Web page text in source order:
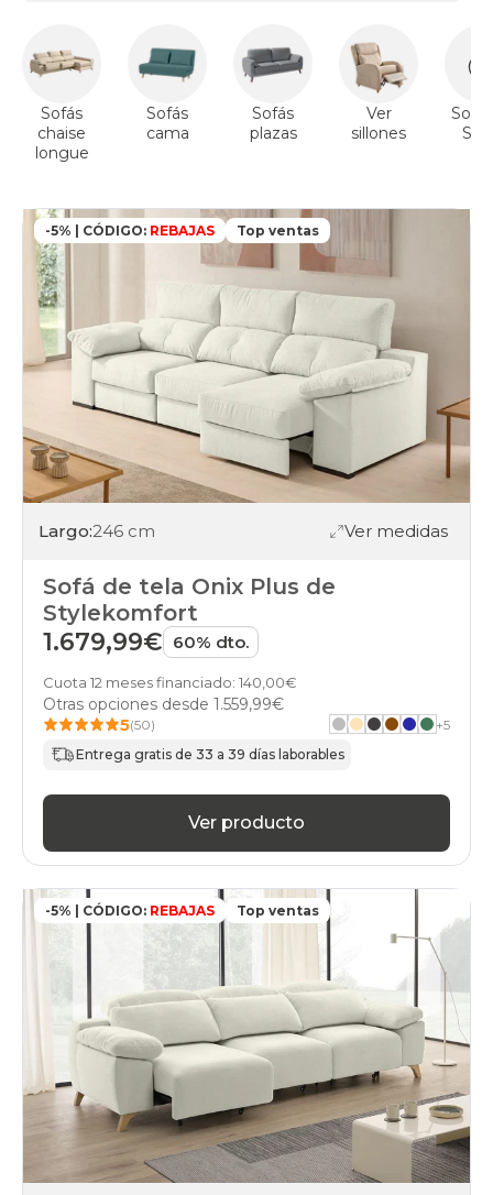
Sofás
chaise
longue
Sofás
cama
Sofás
plazas
Ver
sillones
-5% | CÓDIGO: REBAJAS Top ventas
Largo:246 cm Ver medidas
Sofá de tela Onix Plus de
Stylekomfort
1.679,99€ 60% dto.
Cuota 12 meses financiado: 140,00€
Otras opciones desde 1.559,99€
5(50) +5
Entrega gratis de 33 a 39 días laborables
Ver producto
-5% | CÓDIGO: REBAJAS Top ventas